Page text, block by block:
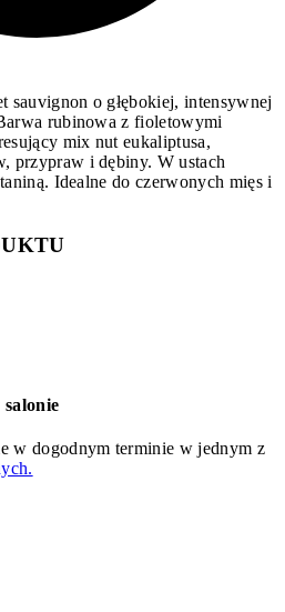
sauvignon o głębokiej, intensywnej
rubinowa z fioletowymi
mix nut eukaliptusa,
przypraw i dębiny. W ustach
Idealne do czerwonych mięs i
w dogodnym terminie w jednym z